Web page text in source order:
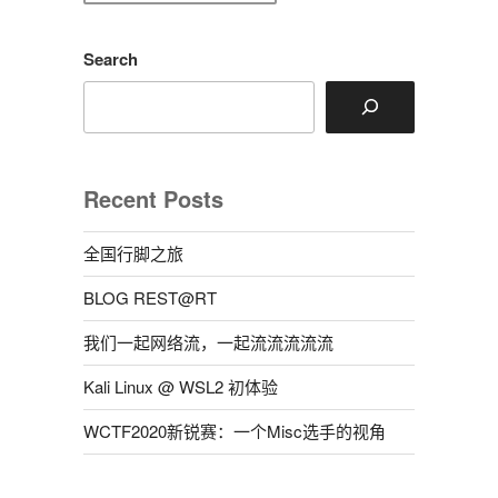
Search
Recent Posts
全国行脚之旅
BLOG REST@RT
我们一起网络流，一起流流流流流
Kali Linux @ WSL2 初体验
WCTF2020新锐赛：一个Misc选手的视角